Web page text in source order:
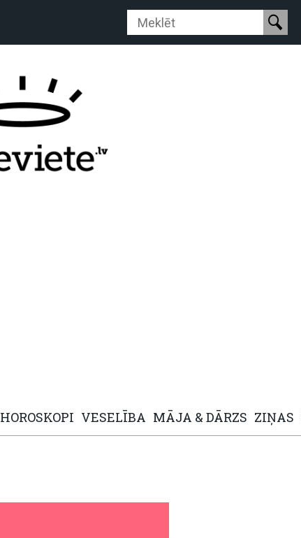
HOROSKOPI VESELĪBA MĀJA & DĀRZS ZIŅAS